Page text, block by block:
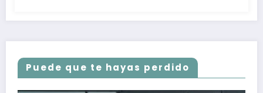
Puede que te hayas perdido